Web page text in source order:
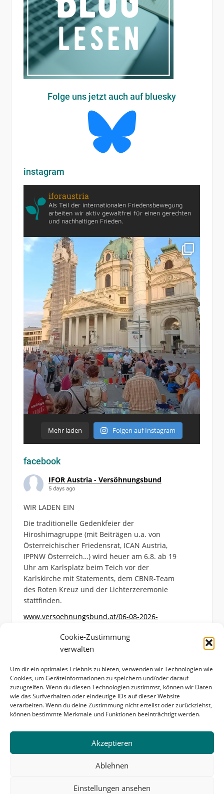
Cookie-Zustimmung
verwalten
Um dir ein optimales Erlebnis zu bieten, verwenden wir Technologien wie
Cookies, um Geräteinformationen zu speichern und/oder darauf
zuzugreifen. Wenn du diesen Technologien zustimmst, können wir Daten
wie das Surfverhalten oder eindeutige IDs auf dieser Website
verarbeiten. Wenn du deine Zustimmung nicht erteilst oder zurückziehst,
können bestimmte Merkmale und Funktionen beeinträchtigt werden.
Akzeptieren
Ablehnen
Einstellungen ansehen
Folge uns jetzt auch auf bluesky
instagram
iforaustria
Als Teil der internationalen Friedensbewegung
arbeiten wir aktiv gewaltfrei für einen gerechten
und nachhaltigen Frieden.
Mehr laden Folgen auf Instagram
facebook
IFOR Austria - Versöhnungsbund
5 days ago
WIR LADEN EIN
Die traditionelle Gedenkfeier der
Hiroshimagruppe (mit Beiträgen u.a. von
Österreichischer Friedensrat, ICAN Austria,
IPPNW Österreich…) wird heuer am 6.8. ab 19
Uhr am Karlsplatz beim Teich vor der
Karlskirche mit Statements, dem CBNR-Team
des Roten Kreuz und der Lichterzeremonie
stattfinden.
www.versoehnungsbund.at/06-08-2026-
Startseite Kontakt & Impressum
Datenschutzerklärung Cookie-Richtlinie (EU)
IFOR Austria. All Rights Reserved.